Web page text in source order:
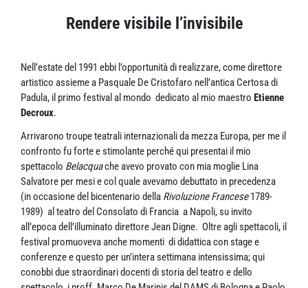
Rendere visibile l’invisibile
Nell’estate del 1991 ebbi l’opportunità di realizzare, come direttore
artistico assieme a Pasquale De Cristofaro nell’antica Certosa di
Padula, il primo festival al mondo dedicato al mio maestro Etienne
Decroux.
Arrivarono troupe teatrali internazionali da mezza Europa, per me il
confronto fu forte e stimolante perché qui presentai il mio
spettacolo Belacquache avevo provato con mia moglie Lina
Salvatore per mesi e col quale avevamo debuttato in precedenza
(in occasione del bicentenario della Rivoluzione Francese1789-
1989) al teatro del Consolato di Francia a Napoli, su invito
all’epoca dell’illuminato direttore Jean Digne. Oltre agli spettacoli, il
festival promuoveva anche momenti di didattica con stage e
conferenze e questo per un’intera settimana intensissima; qui
conobbi due straordinari docenti di storia del teatro e dello